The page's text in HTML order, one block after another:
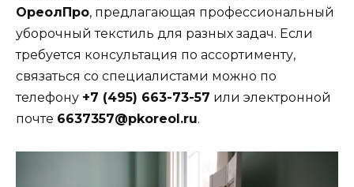
ОреолПро, предлагающая профессиональный
уборочный текстиль для разных задач. Если
требуется консультация по ассортименту,
связаться со специалистами можно по
телефону +7 (495) 663-73-57 или электронной
почте 6637357@pkoreol.ru.